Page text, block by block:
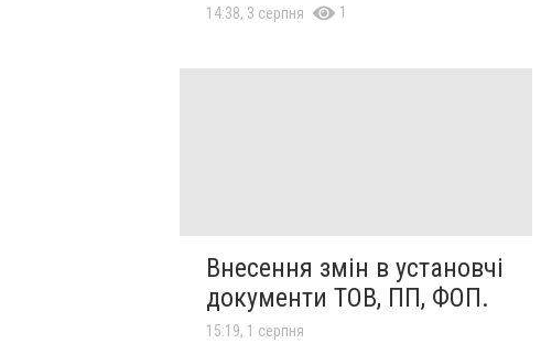
14:38, 3 серпня 1
Внесення змін в установчі
документи ТОВ, ПП, ФОП.
15:19, 1 серпня